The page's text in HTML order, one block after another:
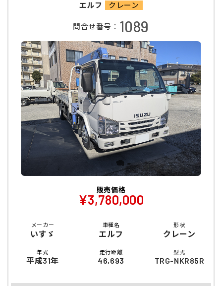
エルフ クレーン
問合せ番号： 1089
販売価格
¥3,780,000
メーカー
いすゞ
車種名
エルフ
形状
クレーン
年式
平成31年
走行距離
46,693
型式
TRG-NKR85R